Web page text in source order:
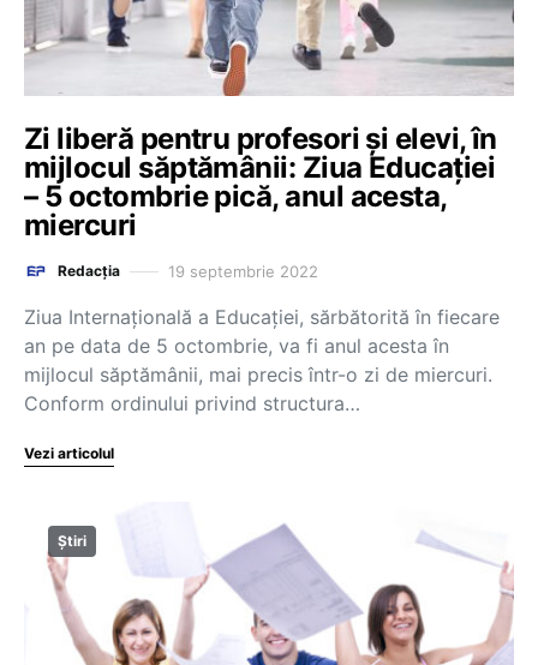
Zi liberă pentru profesori și elevi, în
mijlocul săptămânii: Ziua Educației
– 5 octombrie pică, anul acesta,
miercuri
Redacția 19 septembrie 2022
Ziua Internațională a Educației, sărbătorită în fiecare
an pe data de 5 octombrie, va fi anul acesta în
mijlocul săptămânii, mai precis într-o zi de miercuri.
Conform ordinului privind structura…
Vezi articolul
Știri